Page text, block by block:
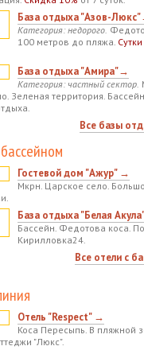
База отдыха "Азов-
Категория: недорого.
100 метров до пляжа.
База отдыха "Амира"→
Категория: частный сектор.
Зеленая территория.
Все базы
Гостевой дом "Ажур" →
Мкрн. Царское село.
База отдыха "Белая
Бассейн. Федотова коса.
Кирилловка24.
Все отели с
Отель "Respect" →
Коса Пересыпь. В пляжной
"Люкс".